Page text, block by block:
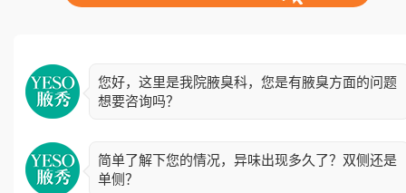
您好，这里是我院腋臭科，您是有腋臭方面的问题
想要咨询吗？
简单了解下您的情况，异味出现多久了？双侧还是
单侧？